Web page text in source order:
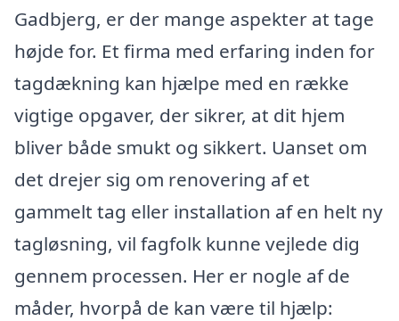
Gadbjerg, er der mange aspekter at tage
højde for. Et firma med erfaring inden for
tagdækning kan hjælpe med en række
vigtige opgaver, der sikrer, at dit hjem
bliver både smukt og sikkert. Uanset om
det drejer sig om renovering af et
gammelt tag eller installation af en helt ny
tagløsning, vil fagfolk kunne vejlede dig
gennem processen. Her er nogle af de
måder, hvorpå de kan være til hjælp: